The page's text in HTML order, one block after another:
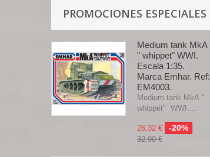
PROMOCIONES ESPECIALES
Medium tank MkA
" whippet" WWI.
Escala 1:35.
Marca Emhar. Ref:
EM4003.
Medium tank MkA "
whippet" WWI....
26,32 € -20%
32,90 €